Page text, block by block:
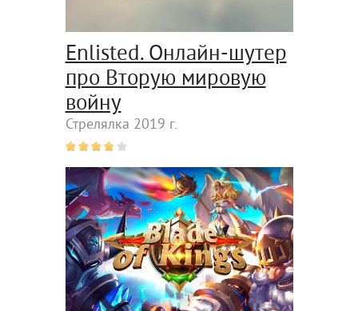
Enlisted. Онлайн-шутер
про Вторую мировую
войну
Стрелялка 2019 г.